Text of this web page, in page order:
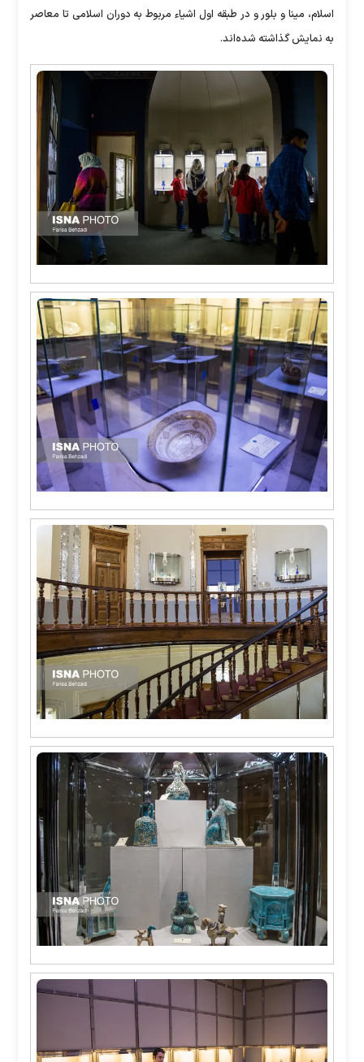
اسلام، مینا و بلور و در طبقه اول اشیاء مربوط به دوران اسلامی تا معاصر
به نمایش گذاشته شده‌اند.